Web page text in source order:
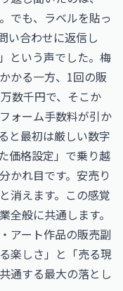
でも、ラベルを貼っ
い合わせに返信し
という声でした。梅
かる一方、1回の販
数千円で、そこか
ォーム手数料が引か
と最初は厳しい数字
価格設定」で乗り越
かれ目です。安売り
消えます。この感覚
全般に共通します。
アート作品の販売副
楽しさ」と「売る現
通する最大の落とし